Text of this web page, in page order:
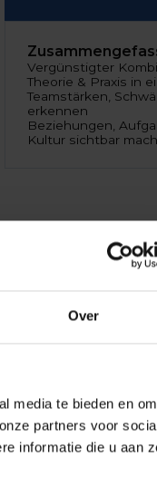
Over
media te bieden en
partners voor
informatie die u aan
Vergünstigter
Theorie & Praxis in
Teamstärken,
erkennen
Beziehungen,
Kultur sichtbar
Für
Wenn du Profile
Tool in deiner HR-
autark in deiner
erstellen wir dir